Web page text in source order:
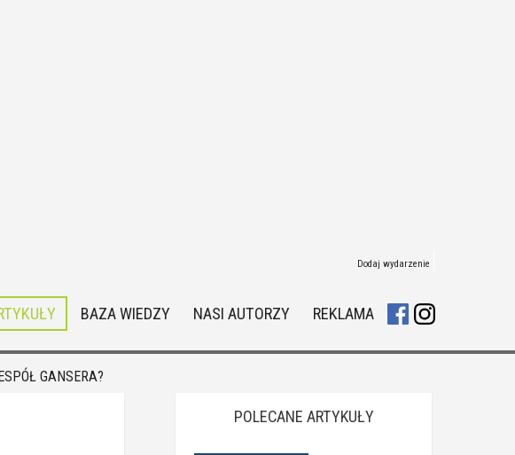
Dodaj wydarzenie
BAZA WIEDZY NASI AUTORZY REKLAMA
GANSERA?
POLECANE ARTYKUŁY